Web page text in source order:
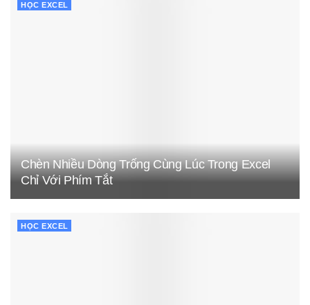
HỌC EXCEL
Chèn Nhiều Dòng Trống Cùng Lúc Trong Excel
Chỉ Với Phím Tắt
HỌC EXCEL